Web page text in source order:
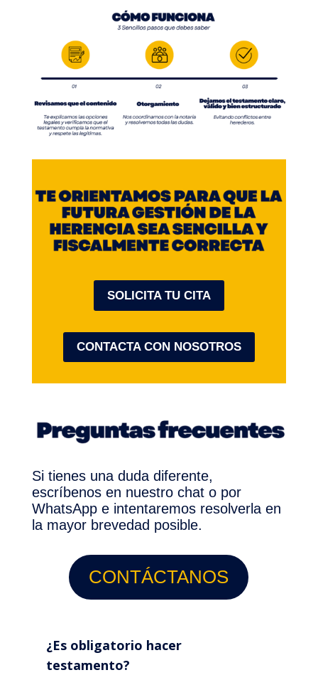
SOLICITA TU CITA
CONTACTA CON NOSOTROS
Si tienes una duda diferente,
escríbenos en nuestro chat o por
WhatsApp e intentaremos resolverla en
la mayor brevedad posible.
CONTÁCTANOS
¿Es obligatorio hacer
testamento?